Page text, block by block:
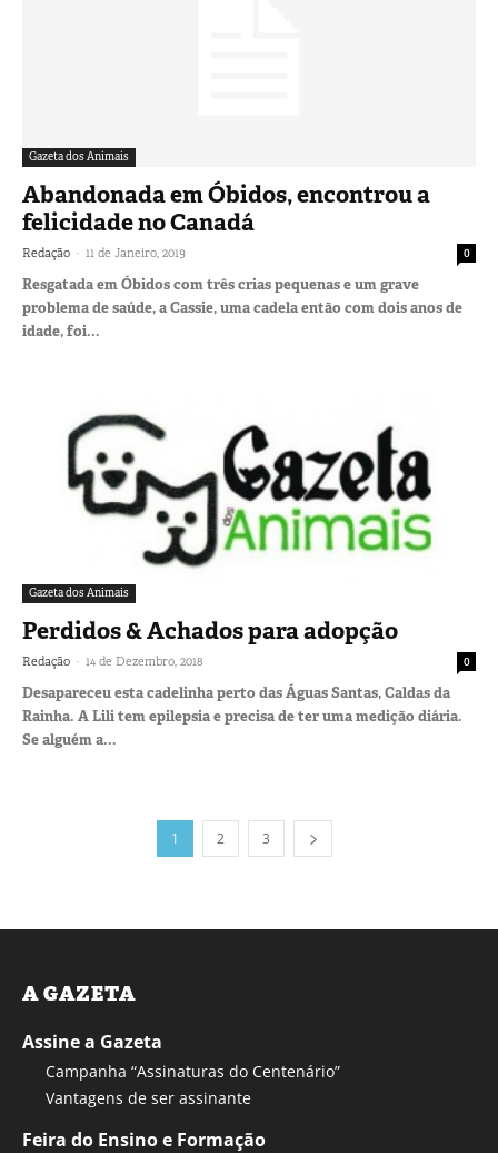
Gazeta dos Animais
Abandonada em Óbidos, encontrou a
felicidade no Canadá
Redação - 11 de Janeiro, 2019 0
Resgatada em Óbidos com três crias pequenas e um grave
problema de saúde, a Cassie, uma cadela então com dois anos de
idade, foi...
Gazeta dos Animais
Perdidos & Achados para adopção
Redação - 14 de Dezembro, 2018 0
Desapareceu esta cadelinha perto das Águas Santas, Caldas da
Rainha. A Lili tem epilepsia e precisa de ter uma medição diária.
Se alguém a...
1 2 3
A GAZETA
Assine a Gazeta
Campanha “Assinaturas do Centenário”
Vantagens de ser assinante
Feira do Ensino e Formação